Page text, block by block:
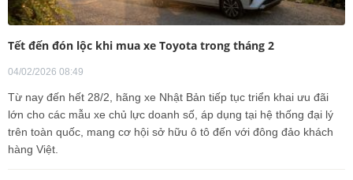
Tết đến đón lộc khi mua xe Toyota trong tháng 2
04/02/2026 08:49
Từ nay đến hết 28/2, hãng xe Nhật Bản tiếp tục triển khai ưu đãi
lớn cho các mẫu xe chủ lực doanh số, áp dụng tại hệ thống đại lý
trên toàn quốc, mang cơ hội sở hữu ô tô đến với đông đảo khách
hàng Việt.